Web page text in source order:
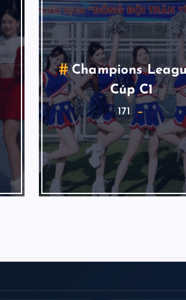
Champions
Cúp C1
171